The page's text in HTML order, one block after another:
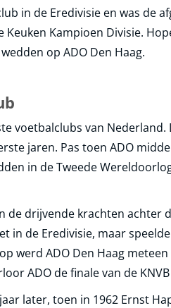
in de Eredivisie en was de
Keuken Kampioen Divisie.
op ADO Den Haag.
voetbalclubs van
jaren. Pas toen ADO
in de Tweede
de drijvende krachten achter
in de Eredivisie, maar
werd ADO Den Haag
ADO de finale van de
later, toen in 1962 Ernst